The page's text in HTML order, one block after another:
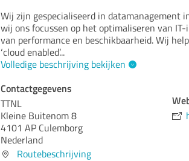
Wij zijn gespecialiseerd in datamanagement
wij ons focussen op het optimaliseren van
van performance en beschikbaarheid. Wij
‘cloud enabled’...
Volledige beschrijving bekijken
Contactgegevens
TTNL
Kleine Buitenom 8
4101 AP Culemborg
Nederland
Routebeschrijving